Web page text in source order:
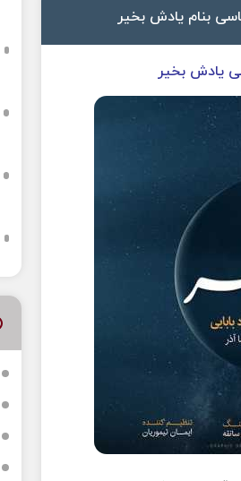
بنام یادش بخیر
یادش بخیر